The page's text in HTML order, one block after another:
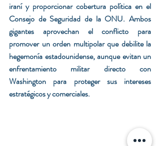
iraní y proporcionar cobertura política en el
Consejo de Seguridad de la ONU. Ambos
gigantes aprovechan el conflicto para
promover un orden multipolar que debilite la
hegemonía estadounidense, aunque evitan un
enfrentamiento militar directo con
Washington para proteger sus intereses
estratégicos y comerciales.